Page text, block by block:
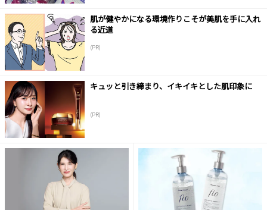
肌が健やかになる環境作りこそが美肌を手に入れ
る近道
(PR)
キュッと引き締まり、イキイキとした肌印象に
(PR)